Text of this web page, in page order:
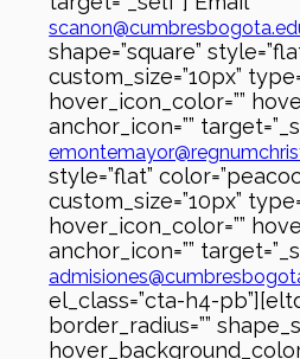
shape=”square”
custom_size=”10px”
hover_icon_color=””
anchor_icon=””
style=”flat”
custom_size=”10px”
hover_icon_color=””
anchor_icon=””
el_class=”cta-h4-
border_radius=””